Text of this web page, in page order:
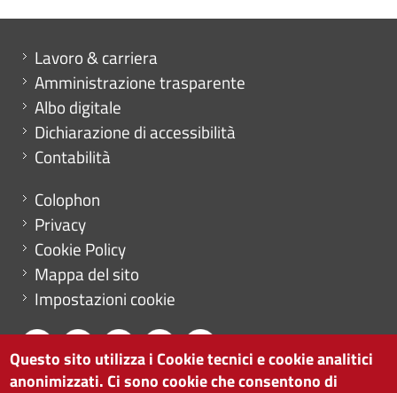
Mini menu di servizio
Lavoro & carriera
Amministrazione trasparente
Albo digitale
Dichiarazione di accessibilità
Contabilità
Menu footer
Colophon
Privacy
Cookie Policy
Mappa del sito
Impostazioni cookie
Questo sito utilizza i Cookie tecnici e cookie analitici
anonimizzati. Ci sono cookie che consentono di